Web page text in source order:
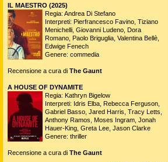
IL MAESTRO (2025)
Regia: Andrea Di Stefano
Interpreti: Pierfrancesco Favino, Tiziano
Menichelli, Giovanni Ludeno, Dora
Romano, Paolo Briguglia, Valentina Bellè,
Edwige Fenech
Genere: commedia
Recensione a cura di The Gaunt
A HOUSE OF DYNAMITE
Regia: Kathryn Bigelow
Interpreti: Idris Elba, Rebecca Ferguson,
Gabriel Basso, Jared Harris, Tracy Letts,
Anthony Ramos, Moses Ingram, Jonah
Hauer-King, Greta Lee, Jason Clarke
Genere: thriller
Recensione a cura di The Gaunt